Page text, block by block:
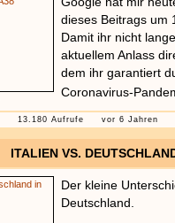
dieses Beitrags um
Damit ihr nicht
aktuellem Anlass
dem ihr garantiert
Coronavirus-
13.180 Aufrufe vor 6 Jahren
ITALIEN VS.
Der kleine
Deutschland.